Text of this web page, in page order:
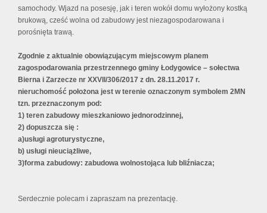
samochody. Wjazd na posesję, jak i teren wokół domu wyłożony kostką
brukową, cześć wolna od zabudowy jest niezagospodarowana i
porośnięta trawą.
Zgodnie z aktualnie obowiązującym miejscowym planem
zagospodarowania przestrzennego gminy Łodygowice – sołectwa
Bierna i Zarzecze nr XXVII/306/2017 z dn. 28.11.2017 r.
nieruchomość położona jest w terenie oznaczonym symbolem 2MN
tzn. przeznaczonym pod:
1) teren zabudowy mieszkaniowo jednorodzinnej,
2) dopuszcza się :
a)usługi agroturystyczne,
b) usługi nieuciążliwe,
3)forma zabudowy: zabudowa wolnostojąca lub bliźniacza;
Serdecznie polecam i zapraszam na prezentację.